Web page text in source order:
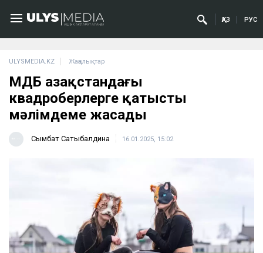
ҚАЗ РУС
ULYSMEDIA.KZ Жаңалықтар
ҚМДБ Қазақстандағы
квадроберлерге қатысты
мәлімдеме жасады
Сымбат Сатыбалдина 16.01.2025, 15:02